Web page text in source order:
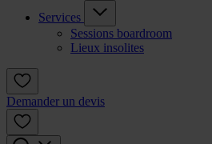
Services
Sessions boardroom
Lieux insolites
Demander un devis